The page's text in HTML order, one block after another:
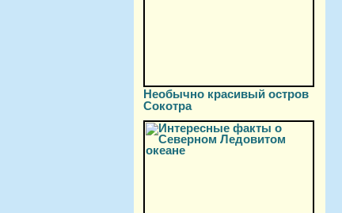
Необычно красивый остров
Сокотра